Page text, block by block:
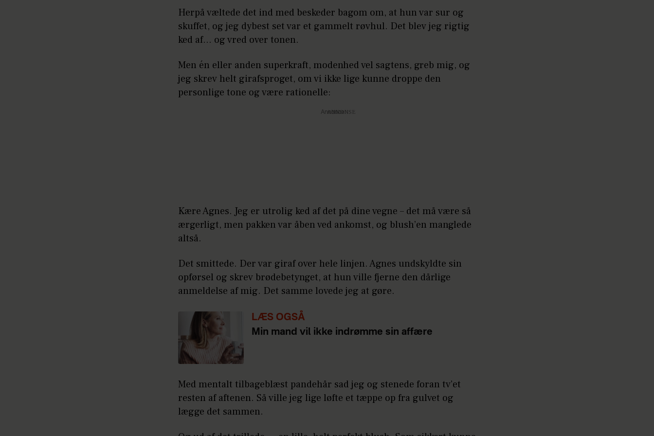
Herpå væltede det ind med beskeder bagom om, at hun var sur og
skuffet, og jeg dybest set var et gammelt røvhul. Det blev jeg rigtig
ked af… og vred over tonen.
Men én eller anden superkraft, modenhed vel sagtens, greb mig, og
jeg skrev helt girafsproget, om vi ikke lige kunne droppe den
personlige tone og være rationelle:
Annonce
Kære Agnes. Jeg er utrolig ked af det på dine vegne – det må være så
ærgerligt, men pakken var åben ved ankomst, og blush’en manglede
altså.
Det smittede. Der var giraf over hele linjen. Agnes undskyldte sin
opførsel og skrev brødebetynget, at hun ville fjerne den dårlige
anmeldelse af mig. Det samme lovede jeg at gøre.
LÆS OGSÅ
Min mand vil ikke indrømme sin affære
Med mentalt tilbageblæst pandehår sad jeg og stenede foran tv’et
resten af aftenen. Så ville jeg lige løfte et tæppe op fra gulvet og
lægge det sammen.